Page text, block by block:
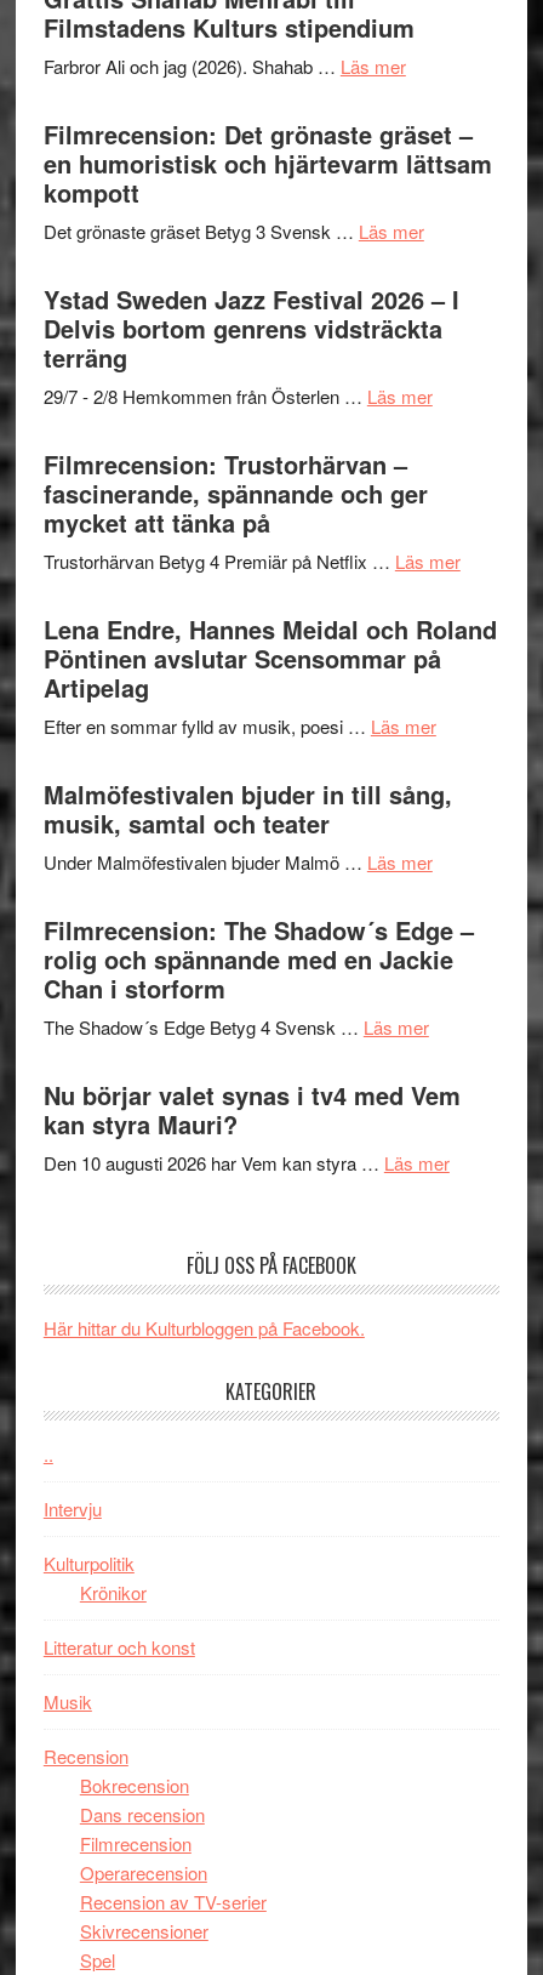
Want
to
Believe
Vrach
Frankenshtey
med
Mulder
och
Dana
presenterar
19
titlar
i
Filmstadens Kulturs stipendium
Farbror Ali och jag (2026). Shahab … Läs merom
Shahab
Mehrabi
till
Kulturs
Filmrecension: Det grönaste gräset –
en humoristisk och hjärtevarm lättsam
kompott
Det grönaste gräset Betyg 3 Svensk … Läs merom
Filmrecension:
Det
grönaste
gräset
en
hjärtevarm
Ystad Sweden Jazz Festival 2026 – I
Delvis bortom genrens vidsträckta
terräng
29/7 - 2/8 Hemkommen från Österlen … Läs merom
–
Delvis
bortom
terräng
Filmrecension: Trustorhärvan –
fascinerande, spännande och ger
mycket att tänka på
Trustorhärvan Betyg 4 Premiär på Netflix … Läs merom
–
Lena Endre, Hannes Meidal och Roland
Pöntinen avslutar Scensommar på
Artipelag
Efter en sommar fylld av musik, poesi … Läs merom
Hannes
Pöntinen
avslutar
Malmöfestivalen bjuder in till sång,
musik, samtal och teater
Under Malmöfestivalen bjuder Malmö … Läs merom
in
till
och
Filmrecension: The Shadow´s Edge –
rolig och spännande med en Jackie
Chan i storform
The Shadow´s Edge Betyg 4 Svensk … Läs merom
Shadow
Edge
spännande
Nu börjar valet synas i tv4 med Vem
kan styra Mauri?
Den 10 augusti 2026 har Vem kan styra … Läs merom
kan
FÖLJ OSS PÅ FACEBOOK
Här hittar du Kulturbloggen på Facebook.
KATEGORIER
..
Intervju
Kulturpolitik
Krönikor
Litteratur och konst
Musik
Recension
Bokrecension
Dans recension
Filmrecension
Operarecension
Recension av TV-serier
Skivrecensioner
Spel